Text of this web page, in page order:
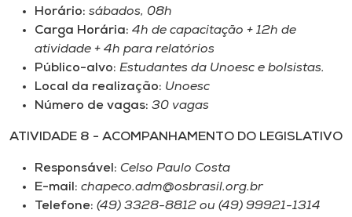
Horário: sábados, 08h
Carga Horária: 4h de capacitação + 12h de
atividade + 4h para relatórios
Público-alvo: Estudantes da Unoesc e bolsistas.
Local da realização: Unoesc
Número de vagas: 30 vagas
ATIVIDADE 8 - ACOMPANHAMENTO DO LEGISLATIVO
Responsável: Celso Paulo Costa
E-mail: chapeco.adm@osbrasil.org.br
Telefone: (49) 3328-8812 ou (49) 99921-1314